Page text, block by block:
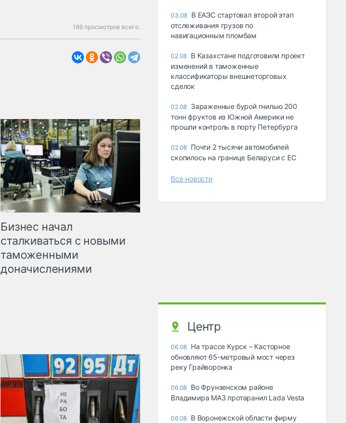
166 просмотров всего.
Бизнес начал
сталкиваться с новыми
таможенными
доначислениями
03.08 В ЕАЭС стартовал второй этап
отслеживания грузов по
навигационным пломбам
02.08 В Казахстане подготовили проект
изменений в таможенные
классификаторы внешнеторговых
сделок
02.08 Зараженные бурой гнилью 200
тонн фруктов из Южной Америки не
прошли контроль в порту Петербурга
02.08 Почти 2 тысячи автомобилей
скопилось на границе Беларуси с ЕС
Все новости
Центр
06.08 На трассе Курск – Касторное
обновляют 65-метровый мост через
реку Грайворонка
06.08 Во Фрунзенском районе
Владимира МАЗ протаранил Lada Vesta
06.08 В Воронежской области фирму